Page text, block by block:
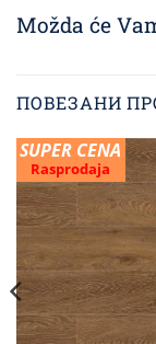
Možda će
ПОВЕЗАНИ
SUPER CENA
Rasprodaja